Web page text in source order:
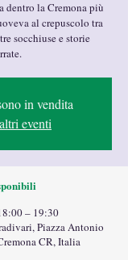
dentro la Cremona più
al crepuscolo tra
socchiuse e storie
in vendita
eventi
– 19:30
Piazza Antonio
CR, Italia